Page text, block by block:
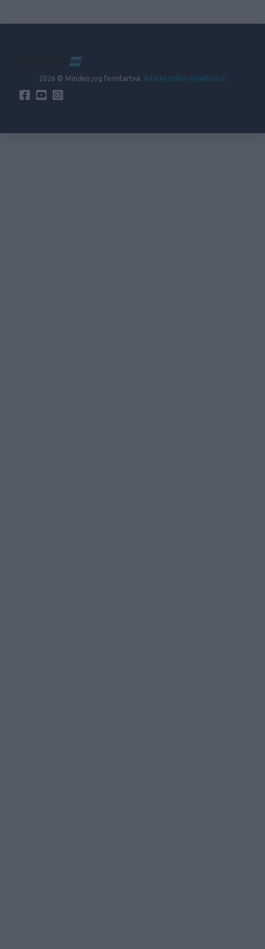
2026 © Minden jog fenntartva. Adatkezelési nyilatkozat